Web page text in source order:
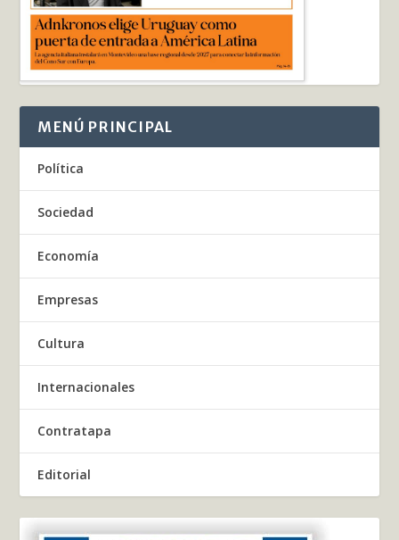
MENÚ PRINCIPAL
Política
Sociedad
Economía
Empresas
Cultura
Internacionales
Contratapa
Editorial